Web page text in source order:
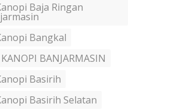
Baja Ringan
Bangkal
KANOPI BANJARMASIN
Basirih
Basirih Selatan